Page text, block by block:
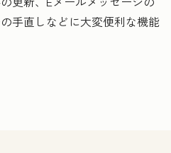
手直しなどに大変便利な機能